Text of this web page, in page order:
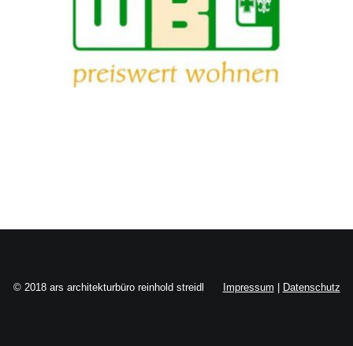
© 2018 ars architekturbüro reinhold streidl Impressum Datenschutz